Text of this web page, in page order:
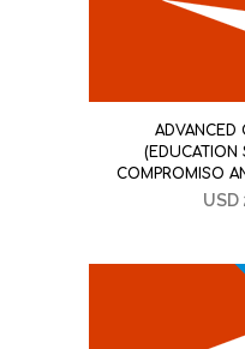
ADVANCED
(EDUCATION
COMPROMISO
USD